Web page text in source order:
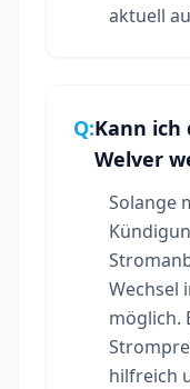
aktuell
Q:Kann
Welver
Solange
Wechsel
möglich.
hilfreich